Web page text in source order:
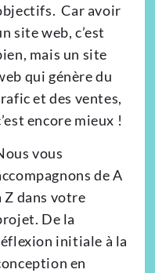
Car avoir
site web, c’est
mais un site
qui génère du
et des ventes,
encore mieux !
vous
de A
Z dans votre
De la
initiale à la
en